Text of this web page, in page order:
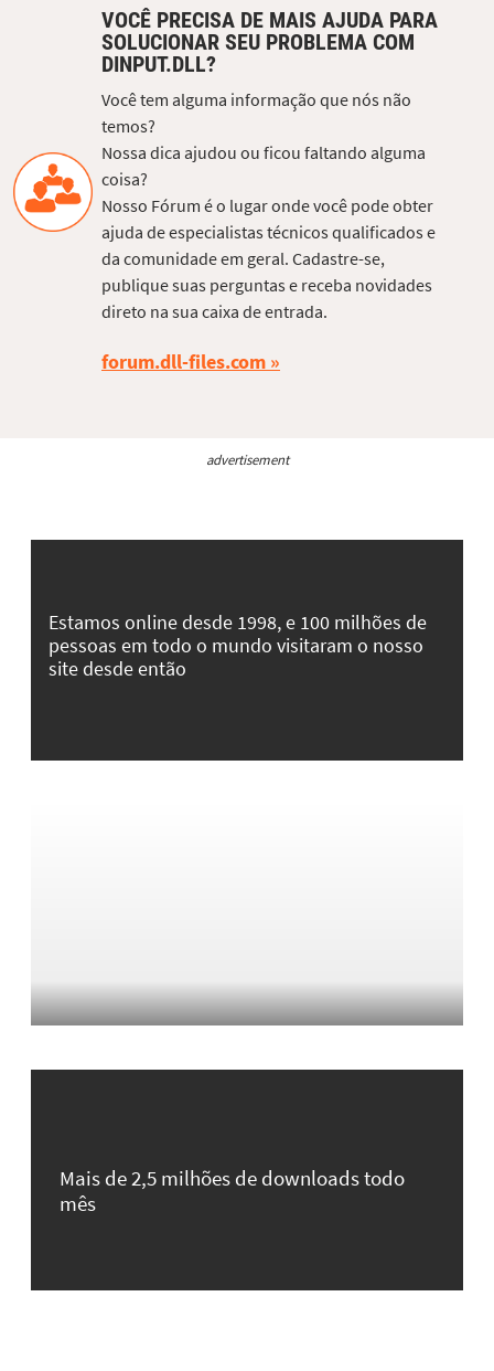
VOCÊ PRECISA DE MAIS AJUDA PARA
SOLUCIONAR SEU PROBLEMA COM
DINPUT.DLL?
Você tem alguma informação que nós não
temos?
Nossa dica ajudou ou ficou faltando alguma
coisa?
Nosso Fórum é o lugar onde você pode obter
ajuda de especialistas técnicos qualificados e
da comunidade em geral. Cadastre-se,
publique suas perguntas e receba novidades
direto na sua caixa de entrada.
forum.dll-files.com
advertisement
Estamos online desde 1998, e 100 milhões de
pessoas em todo o mundo visitaram o nosso
site desde então
Mais de 2,5 milhões de downloads todo
mês